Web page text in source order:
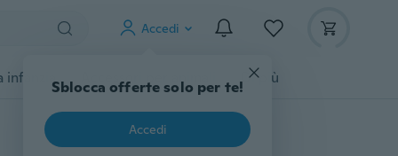
Accedi
Sblocca offerte solo per te!
Accedi
infanzia Accessori per animali Di più